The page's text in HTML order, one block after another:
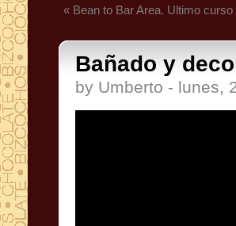
« Bean to Bar Area. Ultimo curso
Bañado y
by Umberto - lunes,